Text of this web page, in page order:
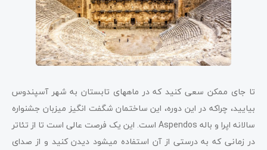
تا جای ممکن سعی کنید که در ماه­های تابستان به شهر آسپندوس
بیایید، چرا­که در این دوره، این ساختمان شگفت­ انگیز میزبان جشنواره
سالانه اپرا و باله Aspendos است. این یک فرصت عالی است تا از تئاتر
در زمانی که به درستی از آن استفاده می­شود دیدن کنید و از صدای